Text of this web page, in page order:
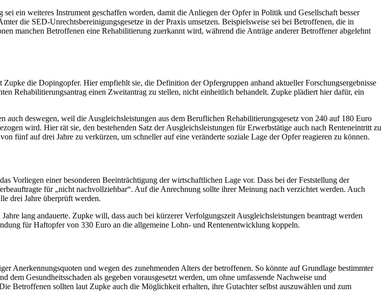
ein weiteres Instrument geschaffen worden, damit die Anliegen der Opfer in Politik und Gesellschaft besser
die SED-Unrechtsbereinigungsgesetze in der Praxis umsetzen. Beispielsweise sei bei Betroffenen, die in
manchen Betroffenen eine Rehabilitierung zuerkannt wird, während die Anträge anderer Betroffener abgelehnt
die Dopingopfer. Hier empfiehlt sie, die Definition der Opfergruppen anhand aktueller Forschungsergebnisse
Rehabilitierungsantrag einen Zweitantrag zu stellen, nicht einheitlich behandelt. Zupke plädiert hier dafür, ein
deswegen, weil die Ausgleichsleistungen aus dem Beruflichen Rehabilitierungsgesetz von 240 auf 180 Euro
wird. Hier rät sie, den bestehenden Satz der Ausgleichsleistungen für Erwerbstätige auch nach Renteneintritt zu
fünf auf drei Jahre zu verkürzen, um schneller auf eine veränderte soziale Lage der Opfer reagieren zu können.
Vorliegen einer besonderen Beeinträchtigung der wirtschaftlichen Lage vor. Dass bei der Feststellung der
für „nicht nachvollziehbar“. Auf die Anrechnung sollte ihrer Meinung nach verzichtet werden. Auch
drei Jahre überprüft werden.
lang andauerte. Zupke will, dass auch bei kürzerer Verfolgungszeit Ausgleichsleistungen beantragt werden
für Haftopfer von 330 Euro an die allgemeine Lohn- und Rentenentwicklung koppeln.
Anerkennungsquoten und wegen des zunehmenden Alters der betroffenen. So könnte auf Grundlage bestimmter
Gesundheitsschaden als gegeben vorausgesetzt werden, um ohne umfassende Nachweise und
Betroffenen sollten laut Zupke auch die Möglichkeit erhalten, ihre Gutachter selbst auszuwählen und zum